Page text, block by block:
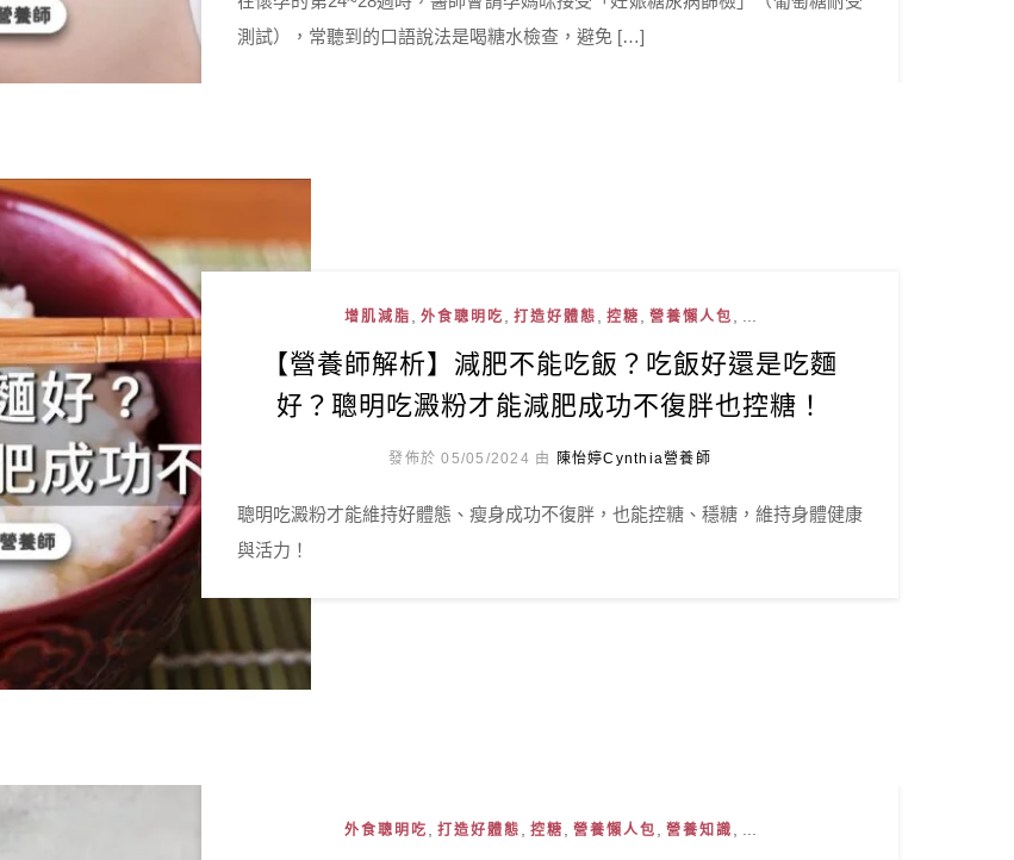
測試），常聽到的口語說法是喝糖水檢查，避免 […]
增肌減脂 外食聰明吃 打造好體態 控糖 營養懶人包
【營養師解析】減肥不能吃飯？吃飯好還是吃麵
好？聰明吃澱粉才能減肥成功不復胖也控糖！
發佈於 05/05/2024 由 陳怡婷Cynthia營養師
聰明吃澱粉才能維持好體態、瘦身成功不復胖，也能控糖、穩糖，維持身體健康
與活力！
外食聰明吃 打造好體態 控糖 營養懶人包 營養知識